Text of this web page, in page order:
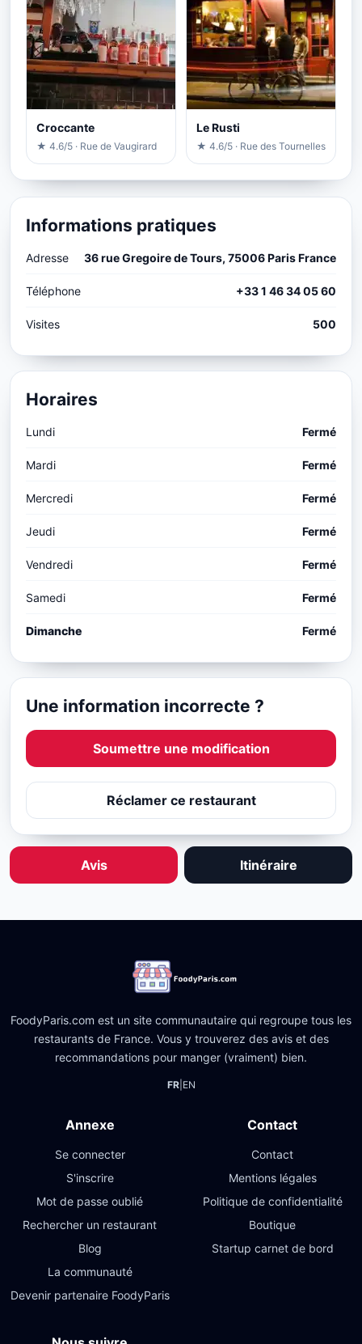
Croccante
★ 4.6/5 · Rue de Vaugirard
Le Rusti
★ 4.6/5 · Rue des Tournelles
Informations pratiques
Adresse 36 rue Gregoire de Tours, 75006 Paris France
Téléphone +33 1 46 34 05 60
Visites 500
Horaires
Lundi Fermé
Mardi Fermé
Mercredi Fermé
Jeudi Fermé
Vendredi Fermé
Samedi Fermé
Dimanche Fermé
Une information incorrecte ?
Soumettre une modification
Réclamer ce restaurant
Avis Itinéraire
FoodyParis.com est un site communautaire qui regroupe tous les
restaurants de France. Vous y trouverez des avis et des
recommandations pour manger (vraiment) bien.
FR| EN
Annexe
Se connecter
S'inscrire
Mot de passe oublié
Rechercher un restaurant
Blog
La communauté
Devenir partenaire FoodyParis
Contact
Contact
Mentions légales
Politique de confidentialité
Boutique
Startup carnet de bord